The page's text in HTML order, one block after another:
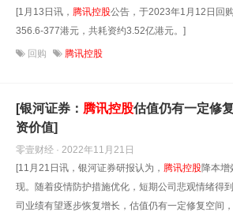
[1月13日讯， 腾讯控股公告，于2023年1月12日回
356.6-377港元，共耗资约3.52亿港元。]
回购 腾讯控股
[银河证券： 腾讯控股估值仍有一定修
资价值]
零壹财经 · 2022年11月21日
[11月21日讯，银河证券研报认为， 腾讯控股降本增
现。随着疫情防护措施优化，短期公司悲观情绪得
司业绩有望逐步恢复增长，估值仍有一定修复空间